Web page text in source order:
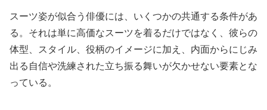
スーツ姿が似合う俳優には、いくつかの共通する条件があ
る。それは単に高価なスーツを着るだけではなく、彼らの
体型、スタイル、役柄のイメージに加え、内面からにじみ
出る自信や洗練された立ち振る舞いが欠かせない要素とな
っている。